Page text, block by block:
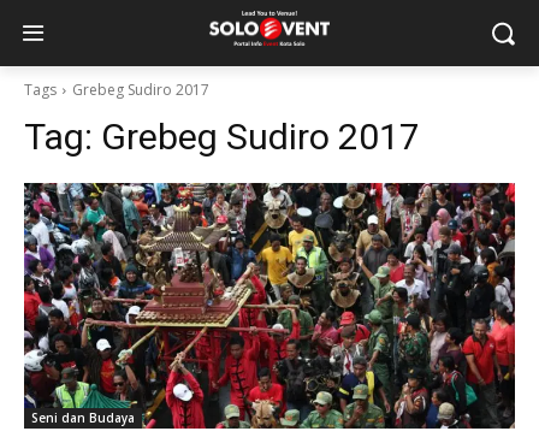
Tags Grebeg Sudiro 2017
Tag: Grebeg Sudiro 2017
Seni dan Budaya